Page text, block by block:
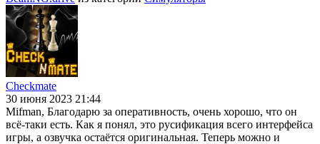
Checkmate
30 июня 2023 21:44
Mifman, Благодарю за оперативность, очень хорошо, что он
всё-таки есть. Как я понял, это русификация всего интерфейса
игры, а озвучка остаётся оригинальная. Теперь можно и